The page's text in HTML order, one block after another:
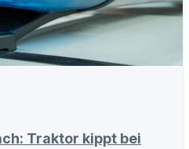
Traktor kippt bei